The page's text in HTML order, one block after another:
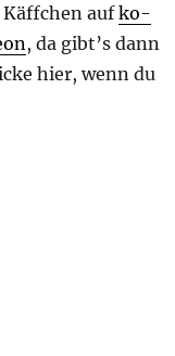
Käffchen aufko-
, da gibt’s dann
hier, wenn du